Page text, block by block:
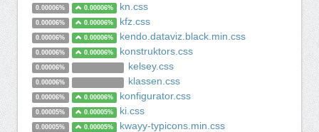
0.00006% 0.00006% kn.css
0.00006% 0.00006% kfz.css
0.00006% 0.00006% kendo.dataviz.black.min.css
0.00006% 0.00006% konstruktors.css
0.00006% kelsey.css
0.00006% klassen.css
0.00006% 0.00006% konfigurator.css
0.00005% 0.00005% ki.css
0.00005% 0.00005% kwayy-typicons.min.css